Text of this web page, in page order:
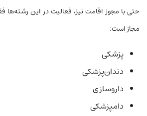
حتی با مجوز اقامت نیز، فعالیت در این رشته‌ها
مجاز است:
پزشکی
دندان‌پزشکی
داروسازی
دامپزشکی